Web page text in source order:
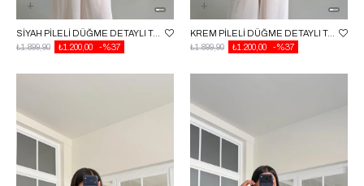
SIYAH PILELI DÜĞME DETAYLI TASARIM KORSE GAUS-01621
%37
₺1.200,00
₺1.899,90
KREM PILELI DÜĞME DETAYLI TASARIM KORSE GAUS-01621
%37
₺1.200,00
₺1.899,90